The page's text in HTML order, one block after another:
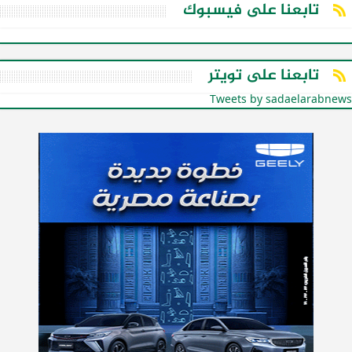
تابعنا على فيسبوك
تابعنا على تويتر
Tweets by sadaelarabnews